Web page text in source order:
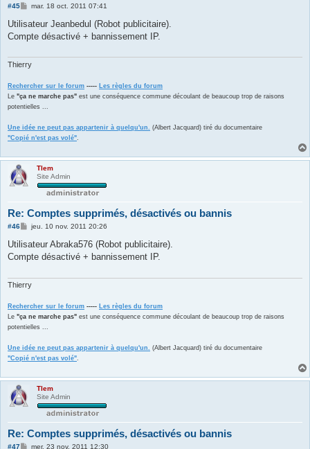
#45
M
s
a
mar. 18 oct. 2011 07:41
Utilisateur Jeanbedul (Robot publicitaire).
Compte désactivé + bannissement IP.
Thierry
Rechercher sur le forum -----
Les règles du forum
Le "ça ne marche pas" est une conséquence commune découlant de beaucoup trop de raisons
potentielles ...
Une idée ne peut pas appartenir à quelqu'un.
(Albert Jacquard) tiré du documentaire
"Copié n'est pas volé"
Tlem
Site Admin
Re: Comptes supprimés, désactivés ou bannis
#46
M
s
a
jeu. 10 nov. 2011 20:26
Utilisateur Abraka576 (Robot publicitaire).
Compte désactivé + bannissement IP.
Thierry
Rechercher sur le forum -----
Les règles du forum
Le "ça ne marche pas" est une conséquence commune découlant de beaucoup trop de raisons
potentielles ...
Une idée ne peut pas appartenir à quelqu'un.
(Albert Jacquard) tiré du documentaire
"Copié n'est pas volé"
Tlem
Site Admin
Re: Comptes supprimés, désactivés ou bannis
#47 Mmer. 23 nov. 2011 12:30